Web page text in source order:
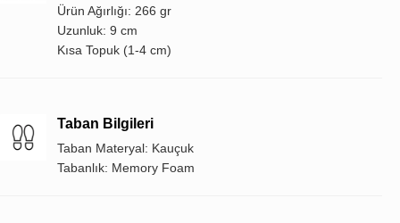
Ürün Ağırlığı: 266 gr
Uzunluk: 9 cm
Kısa Topuk (1-4 cm)
Taban Bilgileri
Taban Materyal: Kauçuk
Tabanlık: Memory Foam